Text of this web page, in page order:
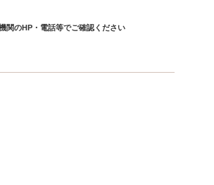
関のHP・電話等でご確認ください